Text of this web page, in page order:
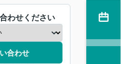
わせください
合わせ